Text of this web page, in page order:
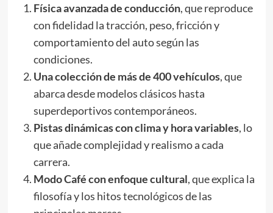
Física avanzada de conducción, que reproduce
con fidelidad la tracción, peso, fricción y
comportamiento del auto según las
condiciones.
Una colección de más de 400 vehículos, que
abarca desde modelos clásicos hasta
superdeportivos contemporáneos.
Pistas dinámicas con clima y hora variables, lo
que añade complejidad y realismo a cada
carrera.
Modo Café con enfoque cultural, que explica la
filosofía y los hitos tecnológicos de las